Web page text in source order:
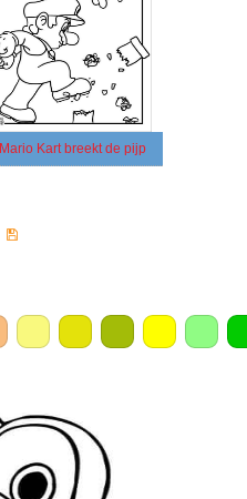
Mario Kart breekt de pijp